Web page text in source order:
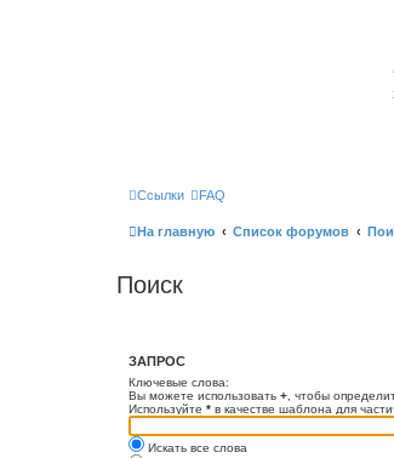
Ссылки FAQ
На главную Список форумов
Поиск
ЗАПРОС
Ключевые слова:
Вы можете использовать + , чтобы
Используйте * в качестве шаблона для
Искать все слова